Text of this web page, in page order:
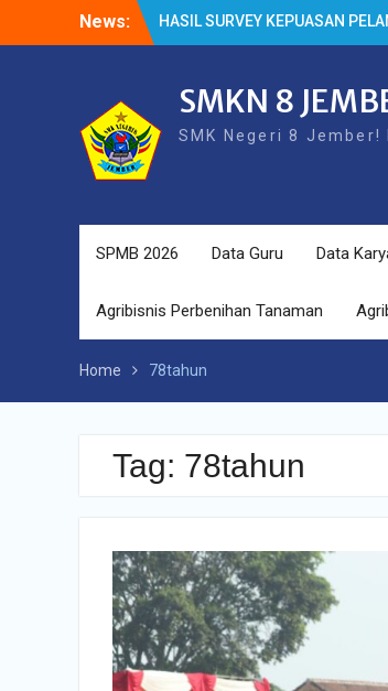
News:
HASIL SURVEY KEPUASAN
HASIL SPMB PEMENUHAN
SMKN 8
SMK Negeri 8 Jember!
SPMB 2026 Data Guru Data
Agribisnis Perbenihan Tanaman
Home 78tahun
Tag: 78tahun